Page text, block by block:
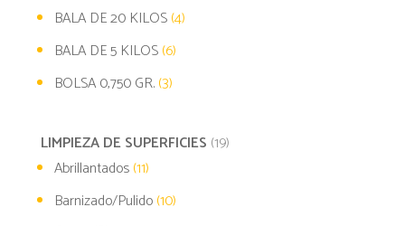
BALA DE 20 KILOS(4)
BALA DE 5 KILOS(6)
BOLSA 0,750 GR.(3)
LIMPIEZA DE SUPERFICIES (19)
Abrillantados(11)
Barnizado/Pulido(10)